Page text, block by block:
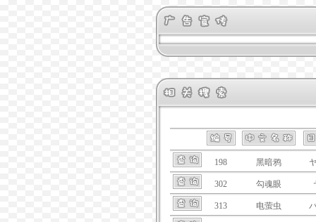
198 黑暗鸦
302 勾魂眼
313 电萤虫